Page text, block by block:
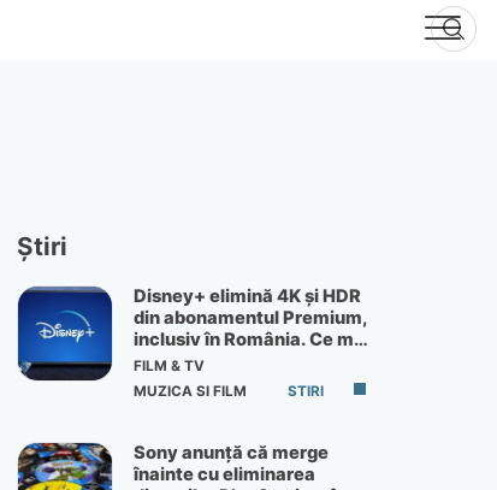
Știri
Disney+ elimină 4K și HDR
din abonamentul Premium,
inclusiv în România. Ce mai
primești de 60 lei pe lună
FILM & TV
MUZICA SI FILM
STIRI
Sony anunță că merge
înainte cu eliminarea